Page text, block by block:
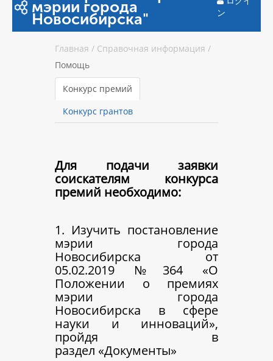
мэрии города
Новосибирска"
ン
Главная / Справочная информация /
Помощь
Конкурс премий
Конкурс грантов
Для подачи заявки
соискателям конкурса
премий необходимо:
1. Изучить постановление
мэрии города
Новосибирска от
05.02.2019 №364 «О
Положении о премиях
мэрии города
Новосибирска в сфере
науки и инноваций»,
пройдя в
раздел «Документы»